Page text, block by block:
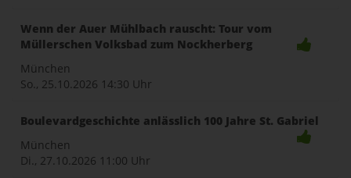
Wenn der Auer Mühlbach rauscht: Tour vom
Müllerschen Volksbad zum Nockherberg
München
So., 25.10.2026 14:30 Uhr
Boulevardgeschichte anlässlich 100 Jahre St. Gabriel
München
Di., 27.10.2026 11:00 Uhr